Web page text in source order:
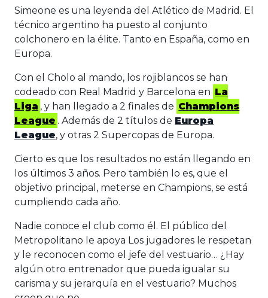
Simeone es una leyenda del Atlético de Madrid. El
técnico argentino ha puesto al conjunto
colchonero en la élite. Tanto en España, como en
Europa.
Con el Cholo al mando, los rojiblancos se han
codeado con Real Madrid y Barcelona en La
Liga , y han llegado a 2 finales de Champions
League . Además de 2 títulos de Europa
League, y otras 2 Supercopas de Europa.
Cierto es que los resultados no están llegando en
los últimos 3 años. Pero también lo es, que el
objetivo principal, meterse en Champions, se está
cumpliendo cada año.
Nadie conoce el club como él. El público del
Metropolitano le apoya Los jugadores le respetan
y le reconocen como el jefe del vestuario… ¿Hay
algún otro entrenador que pueda igualar su
carisma y su jerarquía en el vestuario? Muchos